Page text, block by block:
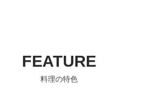
FEATURE
料理の特色